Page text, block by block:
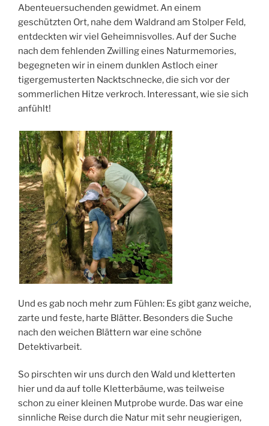
Abenteuersuchenden gewidmet. An einem
geschützten Ort, nahe dem Waldrand am Stolper Feld,
entdeckten wir viel Geheimnisvolles. Auf der Suche
nach dem fehlenden Zwilling eines Naturmemories,
begegneten wir in einem dunklen Astloch einer
tigergemusterten Nacktschnecke, die sich vor der
sommerlichen Hitze verkroch. Interessant, wie sie sich
anfühlt!
Und es gab noch mehr zum Fühlen: Es gibt ganz weiche,
zarte und feste, harte Blätter. Besonders die Suche
nach den weichen Blättern war eine schöne
Detektivarbeit.
So pirschten wir uns durch den Wald und kletterten
hier und da auf tolle Kletterbäume, was teilweise
schon zu einer kleinen Mutprobe wurde. Das war eine
sinnliche Reise durch die Natur mit sehr neugierigen,